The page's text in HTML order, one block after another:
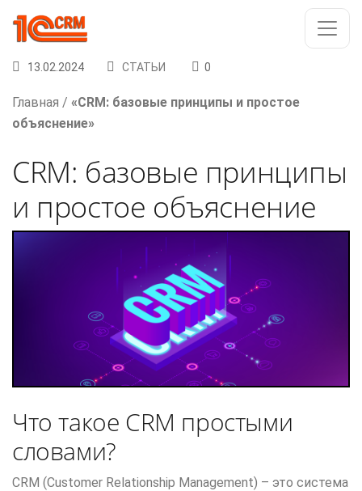
13.02.2024 СТАТЬИ 0
Главная / «CRM: базовые принципы и простое
объяснение»
CRM: базовые принципы
и простое объяснение
Что такое CRM простыми
словами?
CRM (Customer Relationship Management) – это система